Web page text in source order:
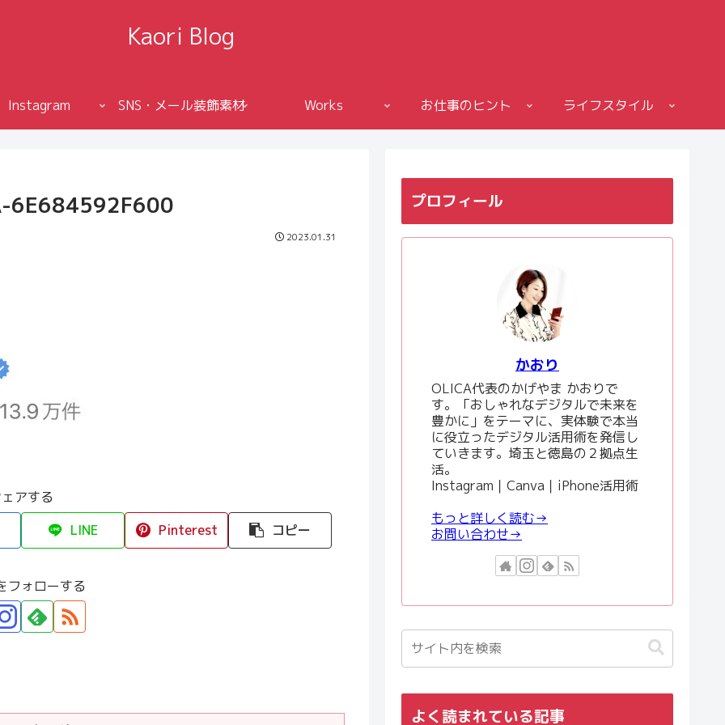
Kaori Blog
Instagram SNS・メール装飾素材 Works お仕事のヒント ライフスタイル
6E684592F600
2023.01.31
アする
LINE
Pinterest コピー
フォローする
プロフィール
かおり
OLICA代表のかげやま かおりで
す。「おしゃれなデジタルで未来を
豊かに」をテーマに、実体験で本当
に役立ったデジタル活用術を発信し
ていきます。埼玉と徳島の２拠点生
活。
Instagram｜Canva｜iPhone活用術
もっと詳しく読む→
お問い合わせ→
よく読まれている記事